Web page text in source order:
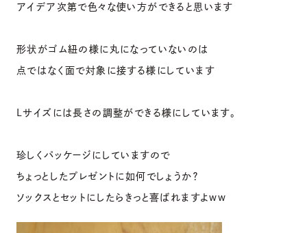
アイデア次第で色々な使い方ができると思います
形状がゴム紐の様に丸になっていないのは
点ではなく面で対象に接する様にしています
Lサイズには長さの調整ができる様にしています。
珍しくパッケージにしていますので
ちょっとしたプレゼントに如何でしょうか？
ソックスとセットにしたらきっと喜ばれますよww